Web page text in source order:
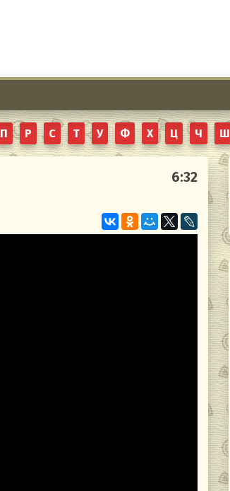
П Р С Т У Ф Х Ц Ч Ш
6:32